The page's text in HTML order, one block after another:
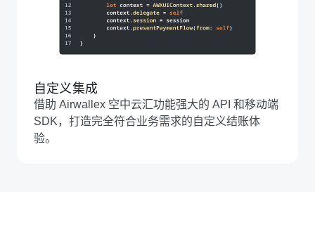
自定义集成
借助 Airwallex 空中云汇功能强大的 API 和移动端
SDK，打造完全符合业务需求的自定义结账体
验。